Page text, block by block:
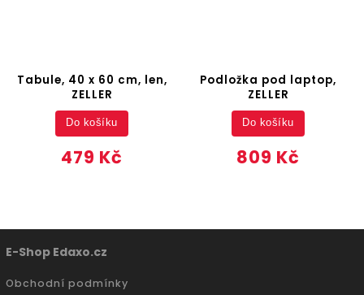
Tabule, 40 x 60 cm, len,
ZELLER
479 Kč
Do košíku
Podložka pod laptop,
ZELLER
809 Kč
Do košíku
E-Shop Edaxo.cz
Obchodní podmínky